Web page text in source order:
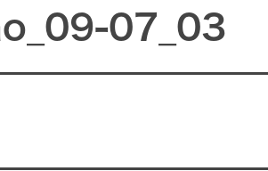
07_03